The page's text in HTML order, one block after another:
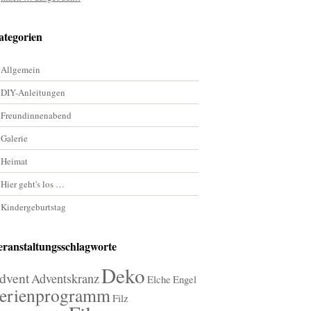
Allgemein
DIY-Anleitungen
Freundinnenabend
Galerie
Heimat
Hier geht's los …
Kindergeburtstag
AdventskranzDeko Elche Engel
Filz